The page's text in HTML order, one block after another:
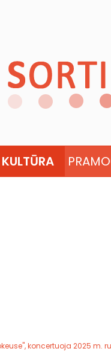
KULTŪRA
koncertuoja 2025 m.